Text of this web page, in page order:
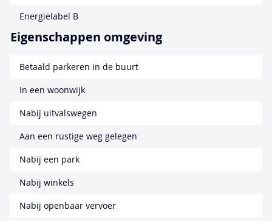
Energielabel B
Eigenschappen omgeving
Betaald parkeren in de buurt
In een woonwijk
Nabij uitvalswegen
Aan een rustige weg gelegen
Nabij een park
Nabij winkels
Nabij openbaar vervoer